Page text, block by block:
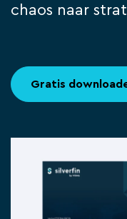
chaos naar
Gratis